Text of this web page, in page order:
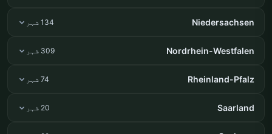
Niedersachsen 134 شہر
Nordrhein-Westfalen 309 شہر
Rheinland-Pfalz 74 شہر
Saarland 20 شہر